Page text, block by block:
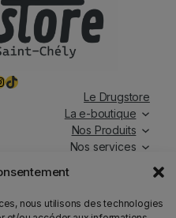
nous utilisons des technologies
TikTok
Le Drugstore
La e-boutique
Nos Produits
Nos services